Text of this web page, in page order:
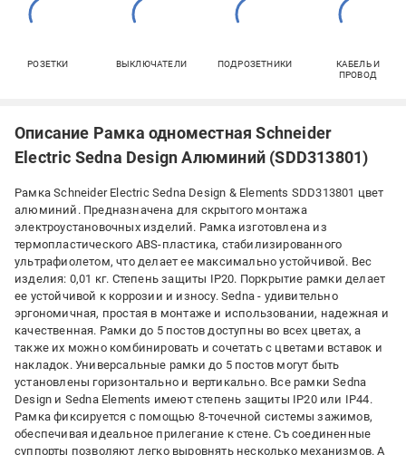
РОЗЕТКИ ВЫКЛЮЧАТЕЛИ ПОДРОЗЕТНИКИ
КАБЕЛЬ И
ПРОВОД
Описание Рамка одноместная Schneider
Electric Sedna Design Алюминий (SDD313801)
Рамка Schneider Electric Sedna Design & Elements SDD313801 цвет
алюминий. Предназначена для скрытого монтажа
электроустановочных изделий. Рамка изготовлена ​​из
термопластического ABS-пластика, стабилизированного
ультрафиолетом, что делает ее максимально устойчивой. Вес
изделия: 0,01 кг. Степень защиты IP20. Поркрытие рамки делает
ее устойчивой к коррозии и износу. Sedna - удивительно
эргономичная, простая в монтаже и использовании, надежная и
качественная. Рамки до 5 постов доступны во всех цветах, а
также их можно комбинировать и сочетать с цветами вставок и
накладок. Универсальные рамки до 5 постов могут быть
установлены горизонтально и вертикально. Все рамки Sedna
Design и Sedna Elements имеют степень защиты IP20 или IP44.
Рамка фиксируется с помощью 8-точечной системы зажимов,
обеспечивая идеальное прилегание к стене. Съ соединенные
суппорты позволяют легко выровнять несколько механизмов. А